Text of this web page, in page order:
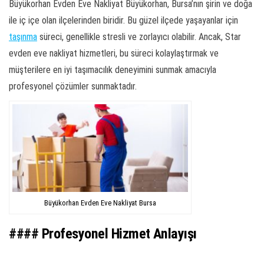
Büyükorhan Evden Eve Nakliyat Büyükorhan, Bursa’nın şirin ve doğa
ile iç içe olan ilçelerinden biridir. Bu güzel ilçede yaşayanlar için
taşınma süreci, genellikle stresli ve zorlayıcı olabilir. Ancak, Star
evden eve nakliyat hizmetleri, bu süreci kolaylaştırmak ve
müşterilere en iyi taşımacılık deneyimini sunmak amacıyla
profesyonel çözümler sunmaktadır.
Büyükorhan Evden Eve Nakliyat Bursa
#### Profesyonel Hizmet Anlayışı